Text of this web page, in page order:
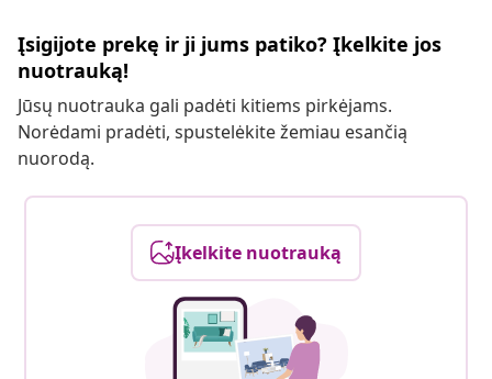
Įsigijote prekę ir ji jums patiko? Įkelkite jos
nuotrauką!
Jūsų nuotrauka gali padėti kitiems pirkėjams.
Norėdami pradėti, spustelėkite žemiau esančią
nuorodą.
Įkelkite nuotrauką